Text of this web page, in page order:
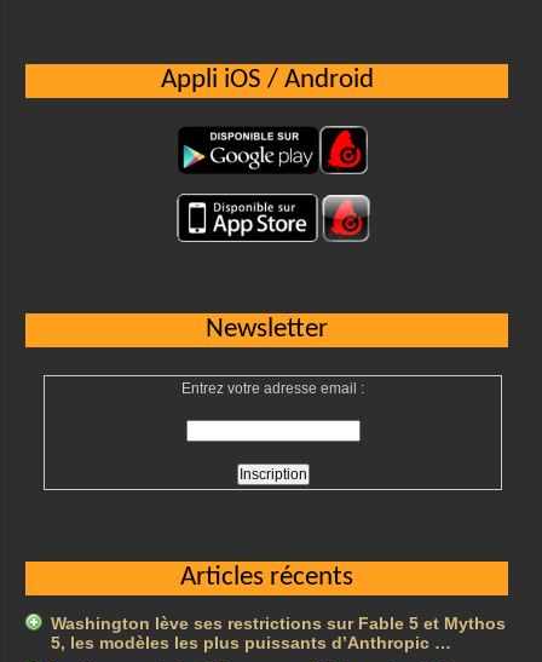
Appli iOS / Android
Newsletter
Entrez votre adresse email :
Articles récents
Washington lève ses restrictions sur Fable 5 et Mythos
5, les modèles les plus puissants d’Anthropic …